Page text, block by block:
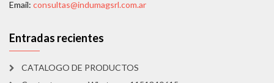
Email: consultas@indumagsrl.com.ar
Entradas recientes
CATALOGO DE PRODUCTOS